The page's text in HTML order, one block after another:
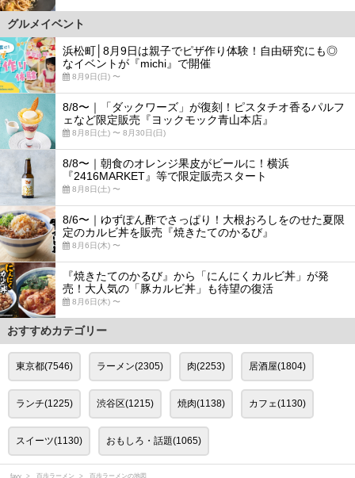
グルメイベント
浜松町│8月9日は親子でピザ作り体験！自由研究にも◎
なイベントが『michi』で開催
8月9日(日) 〜
8/8〜｜「ダックワーズ」が復刻！ピスタチオ香るパルフ
ェなど限定販売『ヨックモック青山本店』
8月8日(土) 〜 8月30日(日)
8/8〜｜朝食のオレンジ果皮がビールに！横浜
『2416MARKET』等で限定販売スタート
8月8日(土) 〜
8/6〜｜ゆずぽん酢でさっぱり！大根おろしをのせた夏限
定のカルビ丼を販売『焼きたてのかるび』
8月6日(木) 〜
『焼きたてのかるび』から「にんにくカルビ丼」が発
売！大人気の「豚カルビ丼」も待望の復活
8月6日(木) 〜
おすすめカテゴリー
東京都(7546) ラーメン(2305) 肉(2253) 居酒屋(1804)
ランチ(1225) 渋谷区(1215) 焼肉(1138) カフェ(1130)
スイーツ(1130) おもしろ・話題(1065)
favy 百歩ラーメン 百歩ラーメンの地図